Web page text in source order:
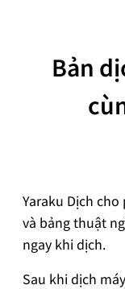
Bản
Yaraku Dịch
và bảng thuật
ngay khi dịch.
Sau khi dịch